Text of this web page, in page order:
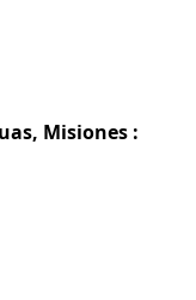
Misiones :